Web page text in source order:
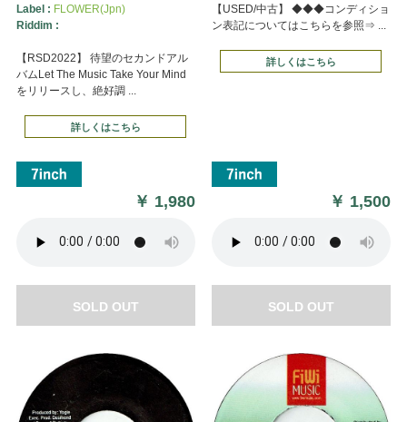
Label : FLOWER(Jpn)
Riddim :
【RSD2022】 待望のセカンドアル
バムLet The Music Take Your Mind
をリリースし、絶好調 ...
詳しくはこちら
￥ 1,980
SOLD OUT
【USED/中古】 ◆◆◆コンディショ
ン表記についてはこちらを参照⇒ ...
詳しくはこちら
￥ 1,500
SOLD OUT